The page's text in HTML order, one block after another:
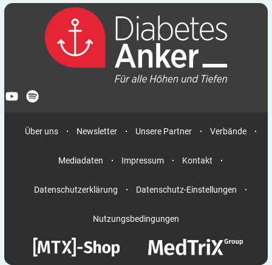
Über uns Newsletter Unsere Partner Verbände
Mediadaten Impressum Kontakt
Datenschutzerklärung Datenschutz-Einstellungen
Nutzungsbedingungen